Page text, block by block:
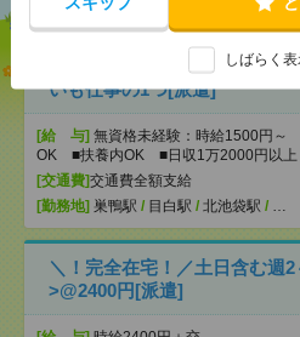
しばらく
【オープニング募集】おばあ
いも仕事の1つ[派遣]
[給 与] 無資格未経験：時給1500円～
OK ■扶養内OK ■日収1万2000円以上
[交通費]交通費全額支給
[勤務地] 巣鴨駅 / 目白駅 / 北池袋駅 /
＼！完全在宅！／土日含む週
>@2400円[派遣]